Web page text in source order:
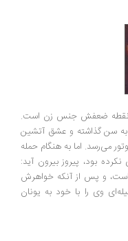
نقطه ضعفش جنس زن است.
پا به سن گذاشته و عشق آتشین
می‌رسد. اما به هنگام حمله
بود، پیروز بیرون آید:
و پس از آنکه خواهرش
وی را با خود به یونان